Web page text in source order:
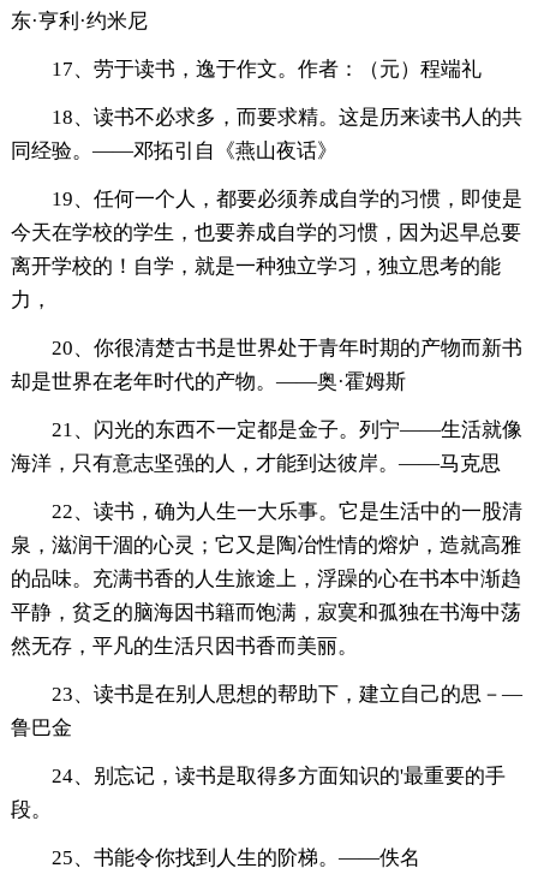
东·亨利·约米尼
17、劳于读书，逸于作文。作者：（元）程端礼
18、读书不必求多，而要求精。这是历来读书人的共
同经验。——邓拓引自《燕山夜话》
19、任何一个人，都要必须养成自学的习惯，即使是
今天在学校的学生，也要养成自学的习惯，因为迟早总要
离开学校的！自学，就是一种独立学习，独立思考的能
力，
20、你很清楚古书是世界处于青年时期的产物而新书
却是世界在老年时代的产物。——奥·霍姆斯
21、闪光的东西不一定都是金子。列宁——生活就像
海洋，只有意志坚强的人，才能到达彼岸。——马克思
22、读书，确为人生一大乐事。它是生活中的一股清
泉，滋润干涸的心灵；它又是陶冶性情的熔炉，造就高雅
的品味。充满书香的人生旅途上，浮躁的心在书本中渐趋
平静，贫乏的脑海因书籍而饱满，寂寞和孤独在书海中荡
然无存，平凡的生活只因书香而美丽。
23、读书是在别人思想的帮助下，建立自己的思－—
鲁巴金
24、别忘记，读书是取得多方面知识的'最重要的手
段。
25、书能令你找到人生的阶梯。——佚名